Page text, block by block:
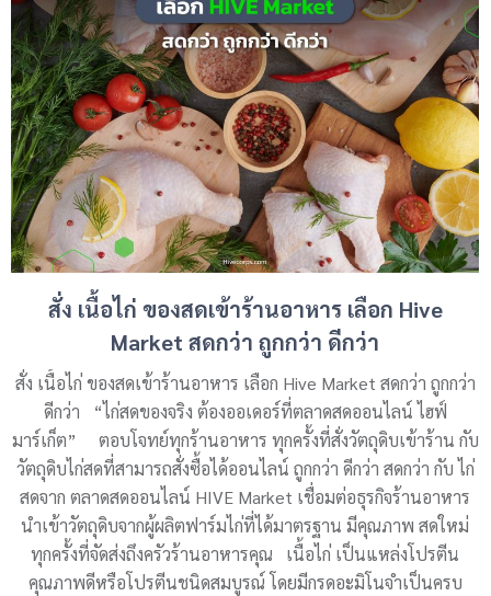
สั่ง เนื้อไก่ ของสดเข้าร้านอาหาร เลือก Hive
Market สดกว่า ถูกกว่า ดีกว่า
สั่ง เนื้อไก่ ของสดเข้าร้านอาหาร เลือก Hive Market สดกว่า ถูกกว่า
ดีกว่า “ไก่สดของจริง ต้องออเดอร์ที่ตลาดสดออนไลน์ ไฮฟ์
มาร์เก็ต” ตอบโจทย์ทุกร้านอาหาร ทุกครั้งที่สั่งวัตถุดิบเข้าร้าน กับ
วัตถุดิบไก่สดที่สามารถสั่งซื้อได้ออนไลน์ ถูกกว่า ดีกว่า สดกว่า กับ ไก่
สดจาก ตลาดสดออนไลน์ HIVE Market เชื่อมต่อธุรกิจร้านอาหาร
นำเข้าวัตถุดิบจากผู้ผลิตฟาร์มไก่ที่ได้มาตรฐาน มีคุณภาพ สดใหม่
ทุกครั้งที่จัดส่งถึงครัวร้านอาหารคุณ เนื้อไก่ เป็นแหล่งโปรตีน
คุณภาพดีหรือโปรตีนชนิดสมบูรณ์ โดยมีกรดอะมิโนจำเป็นครบ